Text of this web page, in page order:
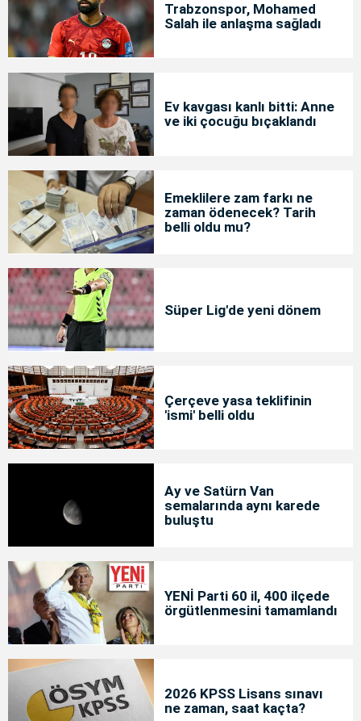
Trabzonspor, Mohamed
Salah ile anlaşma sağladı
Ev kavgası kanlı bitti: Anne
ve iki çocuğu bıçaklandı
Emeklilere zam farkı ne
zaman ödenecek? Tarih
belli oldu mu?
Süper Lig'de yeni dönem
Çerçeve yasa teklifinin
'ismi' belli oldu
Ay ve Satürn Van
semalarında aynı karede
buluştu
YENİ Parti 60 il, 400 ilçede
örgütlenmesini tamamlandı
2026 KPSS Lisans sınavı
ne zaman, saat kaçta?